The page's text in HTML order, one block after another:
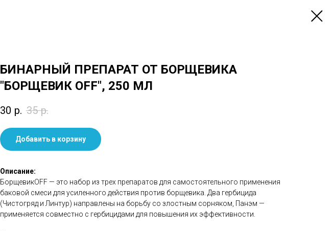
БИНАРНЫЙ ПРЕПАРАТ ОТ БОРЩЕВИКА
"БОРЩЕВИК OFF", 250 МЛ
30 р. 35 р.
Добавить в корзину
Описание:
БорщевикOFF — это набор из трех препаратов для само­стоятельного применения
баковой смеси для усиленного действия против борщевика. Два гербицида
(Чистогряд и Линтур) направлены на борьбу со злостным сорняком, Панэм —
применяется совместно с гербицидами для повышения их эф­фек­тивности.